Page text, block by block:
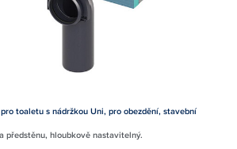
toaletu s nádržkou Uni, pro obezdění, stavební
předstěnu, hloubkově nastavitelný.